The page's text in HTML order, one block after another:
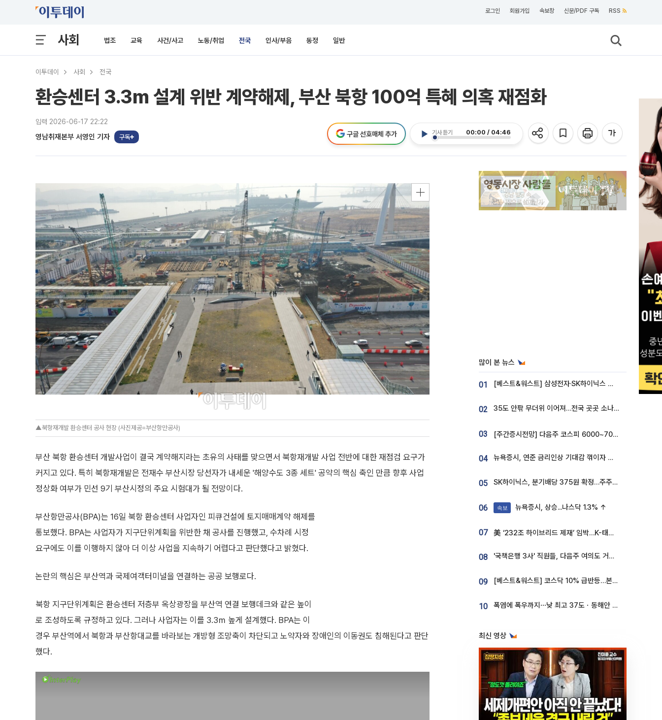
로그인 회원가입 속보창 신문/PDF 구독 RSS
사회 법조 교육 사건/사고 노동/취업 전국 인사/부음 동정 일반
이투데이 사회 전국
환승센터 3.3m 설계 위반 계약해제, 부산 북항 100억 특혜 의혹 재점화
입력 2026-06-17 22:22
영남취재본부 서영인 기자 구독
기사 듣기 00:00 / 04:46
구글 선호매체 추가
▲북항재개발 환승센터 공사 현장 (사진제공=부산항만공사)
부산 북항 환승센터 개발사업이 결국 계약해지라는 초유의 사태를 맞으면서 북항재개발 사업 전반에 대한 재점검 요구가
커지고 있다. 특히 북항재개발은 전재수 부산시장 당선자가 내세운 '해양수도 3종 세트' 공약의 핵심 축인 만큼 향후 사업
정상화 여부가 민선 9기 부산시정의 주요 시험대가 될 전망이다.
부산항만공사(BPA)는 16일 북항 환승센터 사업자인 피큐건설에 토지매매계약 해제를
통보했다. BPA는 사업자가 지구단위계획을 위반한 채 공사를 진행했고, 수차례 시정
요구에도 이를 이행하지 않아 더 이상 사업을 지속하기 어렵다고 판단했다고 밝혔다.
논란의 핵심은 부산역과 국제여객터미널을 연결하는 공공 보행로다.
북항 지구단위계획은 환승센터 저층부 옥상광장을 부산역 연결 보행데크와 같은 높이
로 조성하도록 규정하고 있다. 그러나 사업자는 이를 3.3ｍ 높게 설계했다. BPA는 이
경우 부산역에서 북항과 부산항대교를 바라보는 개방형 조망축이 차단되고 노약자와 장애인의 이동권도 침해된다고 판단
했다.
많이 본 뉴스
01 [베스트&워스트] 삼성전자·SK하이닉스 밀린 한 주…상상인증권은 85% 급등
02 35도 안팎 무더위 이어져…전국 곳곳 소나기 [오늘 날씨]
03 [주간증시전망] 다음주 코스피 6000~7000⋯“外人 수급은 정책이 변수”
04 뉴욕증시, 연준 금리인상 기대감 꺾이자 상승...S&P500 사상 최고치 [종합]
05 SK하이닉스, 분기배당 375원 확정…주주환원책 9월로 앞당겨 발표
06 속보 뉴욕증시, 상승...나스닥 1.3% ↑
07 美 ‘232조 하이브리드 제재’ 임박…K-태양광, 불확실성 털고 날개 다나
08 '국책은행 3사' 직원들, 다음주 여의도 거리 나서는 까닭은
09 [베스트&워스트] 코스닥 10% 급반등…본느, 최대주주 변경 기대에 270% 폭등
10 폭염에 폭우까지⋯낮 최고 37도ㆍ동해안 강한 비 [날씨]
최신 영상